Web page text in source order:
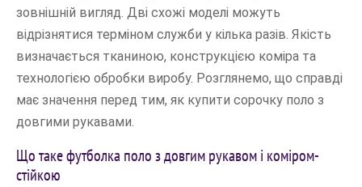
зовнішній вигляд. Дві схожі моделі можуть
відрізнятися терміном служби у кілька разів. Якість
визначається тканиною, конструкцією коміра та
технологією обробки виробу. Розглянемо, що справді
має значення перед тим, як купити сорочку поло з
довгими рукавами.
Що таке футболка поло з довгим рукавом і коміром-
стійкою